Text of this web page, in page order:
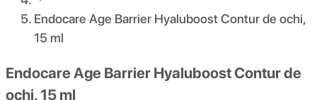
Endocare Age Barrier Hyaluboost Contur de ochi,
15 ml
Endocare Age Barrier Hyaluboost Contur de
ochi, 15 ml